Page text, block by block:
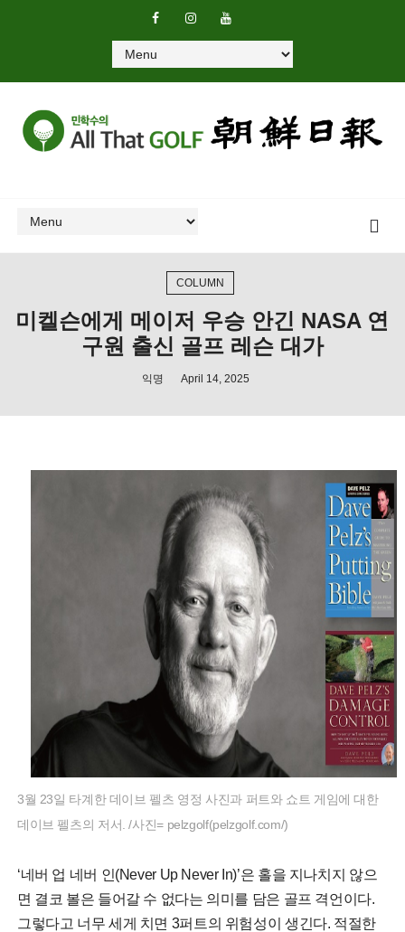
COLUMN
미켈슨에게 메이저 우승 안긴 NASA 연
구원 출신 골프 레슨 대가
익명 April 14, 2025
3월 23일 타계한 데이브 펠츠 영정 사진과 퍼트와 쇼트 게임에 대한
데이브 펠츠의 저서. /사진= pelzgolf(pelzgolf.com/)
‘네버 업 네버 인(Never Up Never In)’은 홀을 지나치지 않으
면 결코 볼은 들어갈 수 없다는 의미를 담은 골프 격언이다.
그렇다고 너무 세게 치면 3퍼트의 위험성이 생긴다. 적절한